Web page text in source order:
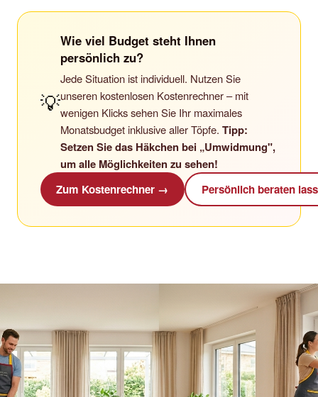
💡
Wie viel Budget steht Ihnen
persönlich zu?
Jede Situation ist individuell. Nutzen Sie
unseren kostenlosen Kostenrechner – mit
wenigen Klicks sehen Sie Ihr maximales
Monatsbudget inklusive aller Töpfe. Tipp:
Setzen Sie das Häkchen bei „Umwidmung",
um alle Möglichkeiten zu sehen!
Zum Kostenrechner →
Persönlich beraten